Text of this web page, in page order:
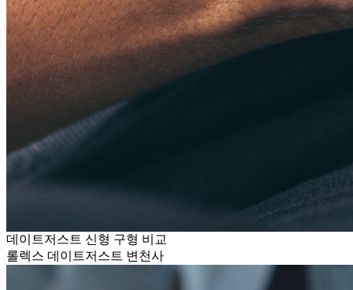
데이트저스트 신형 구형 비교
롤렉스 데이트저스트 변천사